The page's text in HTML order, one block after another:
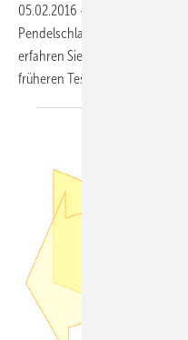
05.02.2016 -
Pendelschlagprüfung für
erfahren Sie, welche
früheren Test noch Bestand